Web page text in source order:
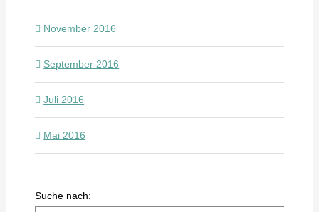
November 2016
September 2016
Juli 2016
Mai 2016
Suche nach: